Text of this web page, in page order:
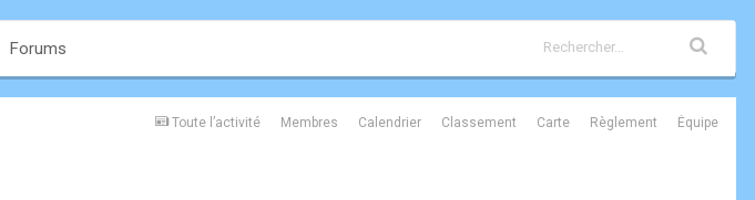
Forums
Toute l’activité Membres Calendrier Classement Carte Règlement Équipe